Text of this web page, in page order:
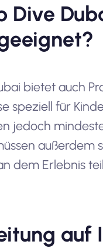
Dive
bietet auch
speziell für
jedoch
außerdem
dem Erlebnis
auf